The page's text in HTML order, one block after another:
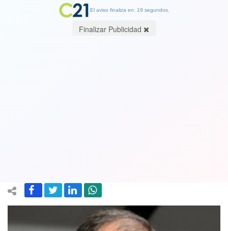
El aviso finaliza en: 19 segundos.
Finalizar Publicidad